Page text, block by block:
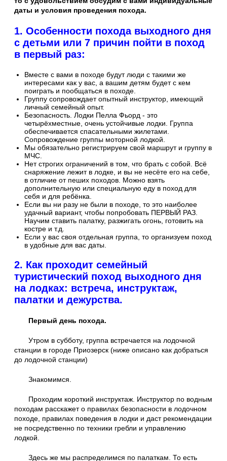
даты и условия проведения похода.
1. Особенности похода выходного дня
с детьми или 7 причин пойти в поход
в первый раз:
Вместе с вами в походе будут люди с такими же
интересами как у вас, а вашим детям будет с кем
поиграть и пообщаться в походе.
Группу сопровождает опытный инструктор, имеющий
личный семейный опыт.
Безопасность. Лодки Пелла Фьорд - это
четырёхместные, очень устойчивые лодки. Группа
обеспечивается спасательными жилетами.
Сопровождение группы моторной лодкой.
Мы обязательно регистрируем свой маршрут и группу в
МЧС.
Нет строгих ограничений в том, что брать с собой. Всё
снаряжение лежит в лодке, и вы не несёте его на себе,
в отличие от пеших походов. Можно взять
дополнительную или специальную еду в поход для
себя и для ребёнка.
Если вы ни разу не были в походе, то это наиболее
удачный вариант, чтобы попробовать ПЕРВЫЙ РАЗ.
Научим ставить палатку, разжигать огонь, готовить на
костре и т.д.
Если у вас своя отдельная группа, то организуем поход
в удобные для вас даты.
2. Как проходит семейный
туристический поход выходного дня
на лодках: встреча, инструктаж,
палатки и дежурства.
Первый день похода.
Утром в субботу, группа встречается на лодочной
станции в городе Приозерск (ниже описано как добраться
до лодочной станции)
Знакомимся.
Проходим короткий инструктаж. Инструктор по водным
походам расскажет о правилах безопасности в лодочном
походе, правилах поведения в лодки и даст рекомендации
не посредственно по техники гребли и управлению
лодкой.
Здесь же мы распределимся по палаткам. То есть